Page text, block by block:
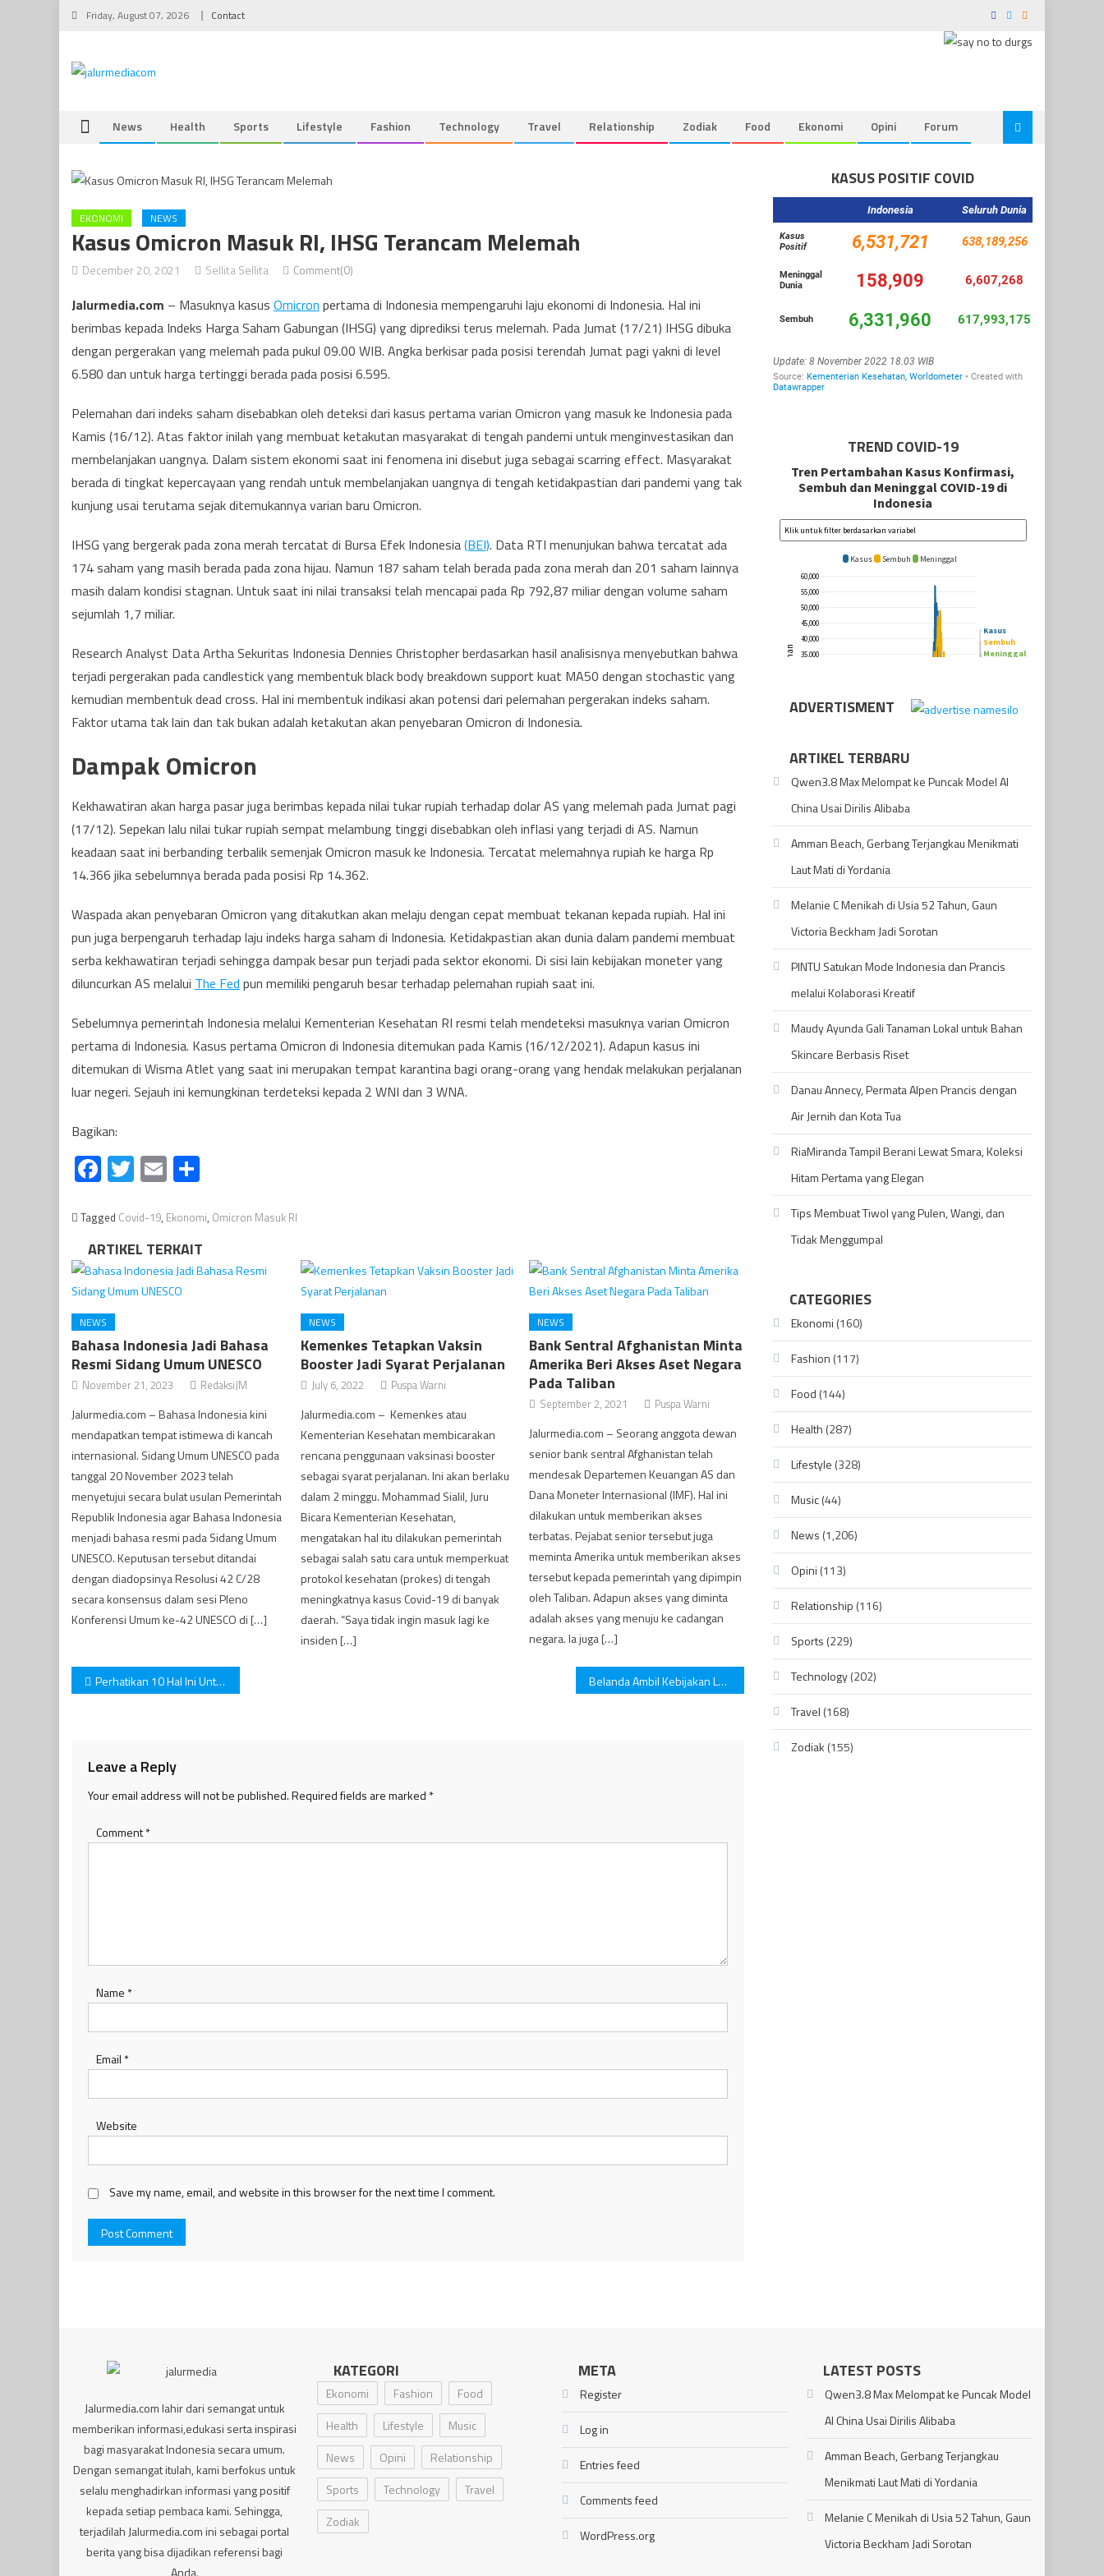
Skip
Friday, August 07, 2026 Contact
News Health Sports Lifestyle Fashion Technology Travel Relationship Zodiak Food Ekonomi Opini Forum
EKONOMI NEWS
Kasus Omicron Masuk RI, IHSG Terancam Melemah
December 20, 2021 Sellita Sellita Comment(0)
Jalurmedia.com – Masuknya kasus Omicron pertama di Indonesia mempengaruhi laju ekonomi di Indonesia. Hal ini
berimbas kepada Indeks Harga Saham Gabungan (IHSG) yang diprediksi terus melemah. Pada Jumat (17/21) IHSG dibuka
dengan pergerakan yang melemah pada pukul 09.00 WIB. Angka berkisar pada posisi terendah Jumat pagi yakni di level
6.580 dan untuk harga tertinggi berada pada posisi 6.595.
Pelemahan dari indeks saham disebabkan oleh deteksi dari kasus pertama varian Omicron yang masuk ke Indonesia pada
Kamis (16/12). Atas faktor inilah yang membuat ketakutan masyarakat di tengah pandemi untuk menginvestasikan dan
membelanjakan uangnya. Dalam sistem ekonomi saat ini fenomena ini disebut juga sebagai scarring effect. Masyarakat
berada di tingkat kepercayaan yang rendah untuk membelanjakan uangnya di tengah ketidakpastian dari pandemi yang tak
kunjung usai terutama sejak ditemukannya varian baru Omicron.
IHSG yang bergerak pada zona merah tercatat di Bursa Efek Indonesia(BEI). Data RTI menunjukan bahwa tercatat ada
174 saham yang masih berada pada zona hijau. Namun 187 saham telah berada pada zona merah dan 201 saham lainnya
masih dalam kondisi stagnan. Untuk saat ini nilai transaksi telah mencapai pada Rp 792,87 miliar dengan volume saham
sejumlah 1,7 miliar.
Research Analyst Data Artha Sekuritas Indonesia Dennies Christopher berdasarkan hasil analisisnya menyebutkan bahwa
terjadi pergerakan pada candlestick yang membentuk black body breakdown support kuat MA50 dengan stochastic yang
kemudian membentuk dead cross. Hal ini membentuk indikasi akan potensi dari pelemahan pergerakan indeks saham.
Faktor utama tak lain dan tak bukan adalah ketakutan akan penyebaran Omicron di Indonesia.
Dampak Omicron
Kekhawatiran akan harga pasar juga berimbas kepada nilai tukar rupiah terhadap dolar AS yang melemah pada Jumat pagi
(17/12). Sepekan lalu nilai tukar rupiah sempat melambung tinggi disebabkan oleh inflasi yang terjadi di AS. Namun
keadaan saat ini berbanding terbalik semenjak Omicron masuk ke Indonesia. Tercatat melemahnya rupiah ke harga Rp
14.366 jika sebelumnya berada pada posisi Rp 14.362.
Waspada akan penyebaran Omicron yang ditakutkan akan melaju dengan cepat membuat tekanan kepada rupiah. Hal ini
pun juga berpengaruh terhadap laju indeks harga saham di Indonesia. Ketidakpastian akan dunia dalam pandemi membuat
serba kekhawatiran terjadi sehingga dampak besar pun terjadi pada sektor ekonomi. Di sisi lain kebijakan moneter yang
diluncurkan AS melalui The Fed pun memiliki pengaruh besar terhadap pelemahan rupiah saat ini.
Sebelumnya pemerintah Indonesia melalui Kementerian Kesehatan RI resmi telah mendeteksi masuknya varian Omicron
pertama di Indonesia. Kasus pertama Omicron di Indonesia ditemukan pada Kamis (16/12/2021). Adapun kasus ini
ditemukan di Wisma Atlet yang saat ini merupakan tempat karantina bagi orang-orang yang hendak melakukan perjalanan
luar negeri. Sejauh ini kemungkinan terdeteksi kepada 2 WNI dan 3 WNA.
Bagikan:
Facebook
Twitter
Email
Tagged Covid-19, Ekonomi, Omicron Masuk RI
ARTIKEL TERKAIT
NEWS
Bahasa Indonesia Jadi Bahasa
Resmi Sidang Umum UNESCO
November 21, 2023 RedaksiJM
Jalurmedia.com – Bahasa Indonesia kini
mendapatkan tempat istimewa di kancah
internasional. Sidang Umum UNESCO pada
tanggal 20 November 2023 telah
menyetujui secara bulat usulan Pemerintah
Republik Indonesia agar Bahasa Indonesia
menjadi bahasa resmi pada Sidang Umum
UNESCO. Keputusan tersebut ditandai
dengan diadopsinya Resolusi 42 C/28
secara konsensus dalam sesi Pleno
Konferensi Umum ke-42 UNESCO di […]
NEWS
Kemenkes Tetapkan Vaksin
Booster Jadi Syarat Perjalanan
July 6, 2022 Puspa Warni
Jalurmedia.com – Kemenkes atau
Kementerian Kesehatan membicarakan
rencana penggunaan vaksinasi booster
sebagai syarat perjalanan. Ini akan berlaku
dalam 2 minggu. Mohammad Sialil, Juru
Bicara Kementerian Kesehatan,
mengatakan hal itu dilakukan pemerintah
sebagai salah satu cara untuk memperkuat
protokol kesehatan (prokes) di tengah
meningkatnya kasus Covid-19 di banyak
daerah. “Saya tidak ingin masuk lagi ke
insiden […]
NEWS
Bank Sentral Afghanistan Minta
Amerika Beri Akses Aset Negara
Pada Taliban
September 2, 2021 Puspa Warni
Jalurmedia.com – Seorang anggota dewan
senior bank sentral Afghanistan telah
mendesak Departemen Keuangan AS dan
Dana Moneter Internasional (IMF). Hal ini
dilakukan untuk memberikan akses
terbatas. Pejabat senior tersebut juga
meminta Amerika untuk memberikan akses
tersebut kepada pemerintah yang dipimpin
oleh Taliban. Adapun akses yang diminta
adalah akses yang menuju ke cadangan
negara. Ia juga […]
Post
Perhatikan 10 Hal Ini Untuk Mencegah Anak Kecanduan Gadget Selama Pandemi Belanda Ambil Kebijakan Lockdown Selama Natal Terkait Omicron
Leave a Reply
Your email address will not be published.Required fields are marked *
Comment*
Name *
Email *
Website
Save my name, email, and website in this browser for the next time I comment.
KASUS POSITIF COVID
TREND COVID-19
ADVERTISMENT
ARTIKEL TERBARU
Qwen3.8 Max Melompat ke Puncak Model AI
China Usai Dirilis Alibaba
Amman Beach, Gerbang Terjangkau Menikmati
Laut Mati di Yordania
Melanie C Menikah di Usia 52 Tahun, Gaun
Victoria Beckham Jadi Sorotan
PINTU Satukan Mode Indonesia dan Prancis
melalui Kolaborasi Kreatif
Maudy Ayunda Gali Tanaman Lokal untuk Bahan
Skincare Berbasis Riset
Danau Annecy, Permata Alpen Prancis dengan
Air Jernih dan Kota Tua
RiaMiranda Tampil Berani Lewat Smara, Koleksi
Hitam Pertama yang Elegan
Tips Membuat Tiwol yang Pulen, Wangi, dan
Tidak Menggumpal
CATEGORIES
Ekonomi (160)
Fashion (117)
Food (144)
Health (287)
Lifestyle (328)
Music(44)
News (1,206)
Opini (113)
Relationship (116)
Sports (229)
Technology(202)
Travel (168)
Zodiak (155)
Jalurmedia.com lahir dari semangat untuk
memberikan informasi,edukasi serta inspirasi
bagi masyarakat Indonesia secara umum.
Dengan semangat itulah, kami berfokus untuk
selalu menghadirkan informasi yang positif
kepada setiap pembaca kami. Sehingga,
terjadilah Jalurmedia.com ini sebagai portal
berita yang bisa dijadikan referensi bagi
Anda.
KATEGORI
Ekonomi Fashion
Food
Health
Lifestyle
Music
News
Opini
Relationship
Sports
Technology
Travel
Zodiak
META
Register
Log in
Entries feed
Comments feed
WordPress.org
LATEST POSTS
Qwen3.8 Max Melompat ke Puncak Model
AI China Usai Dirilis Alibaba
Amman Beach, Gerbang Terjangkau
Menikmati Laut Mati di Yordania
Melanie C Menikah di Usia 52 Tahun, Gaun
Victoria Beckham Jadi Sorotan